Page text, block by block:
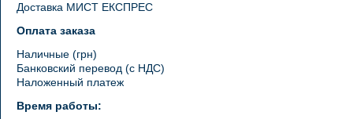
Доставка МИСТ ЕКСПРЕС
Оплата заказа
Наличные (грн)
Банковский перевод (с НДС)
Наложенный платеж
Время работы: